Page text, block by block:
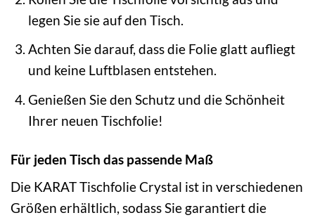
legen Sie sie auf den Tisch.
Achten Sie darauf, dass die Folie glatt aufliegt
und keine Luftblasen entstehen.
Genießen Sie den Schutz und die Schönheit
Ihrer neuen Tischfolie!
Für jeden Tisch das passende Maß
Die KARAT Tischfolie Crystal ist in verschiedenen
Größen erhältlich, sodass Sie garantiert die